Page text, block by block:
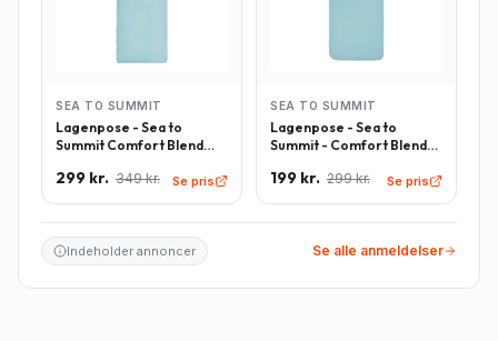
SEA TO SUMMIT
Lagenpose - Sea to
Summit Comfort Blend
pudeindlæg -
299 kr. 349 kr. Se pris
SEA TO SUMMIT
Lagenpose - Sea to
Summit - Comfort Blend
Rektangulær - Lyseblå
199 kr. 299 kr. Se pris
Indeholder annoncer Se alle anmeldelser